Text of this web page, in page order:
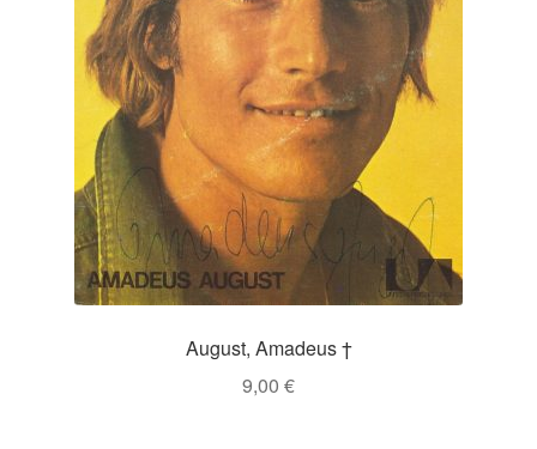
August, Amadeus †
9,00 €